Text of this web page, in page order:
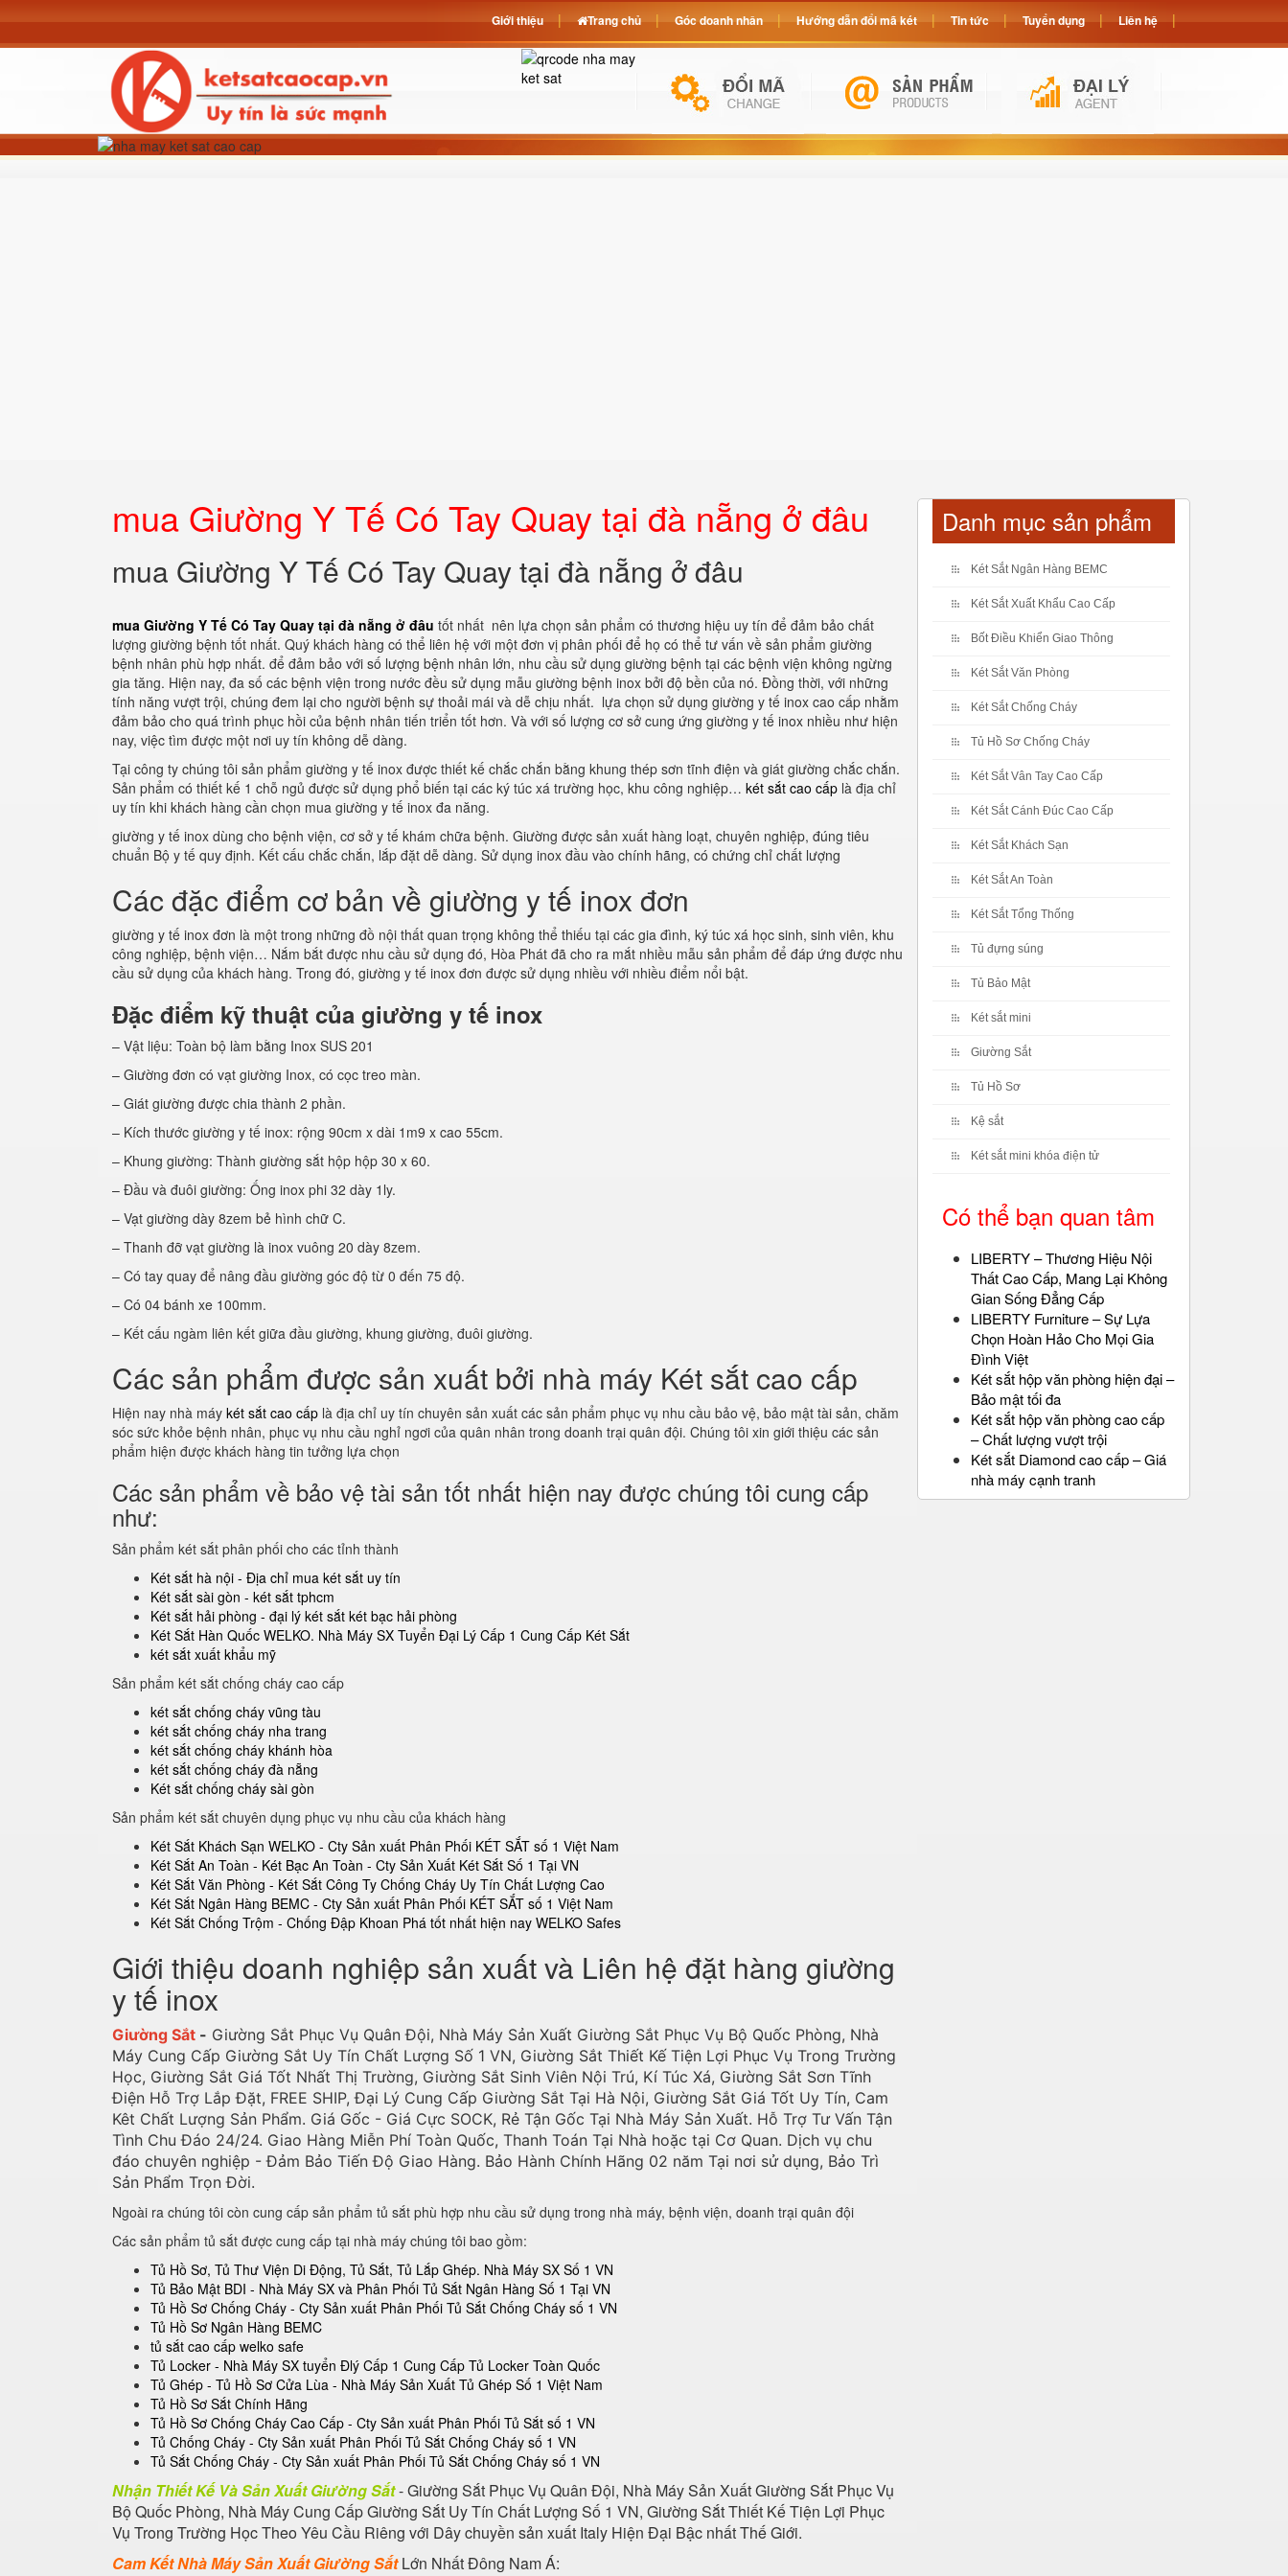
mua Giường Y Tế Có Tay Quay tại đà nẵng ở đâu
mua Giường Y Tế Có Tay Quay tại đà nẵng ở đâu
mua Giường Y Tế Có Tay Quay tại đà nẵng ở đâu tốt nhất nên lựa chọn sản phẩm có thương hiệu uy tín để đảm bảo chất
lượng giường bệnh tốt nhất. Quý khách hàng có thể liên hệ với một đơn vị phân phối để họ có thể tư vấn về sản phẩm giường
bệnh nhân phù hợp nhất. để đảm bảo với số lượng bệnh nhân lớn, nhu cầu sử dụng giường bệnh tại các bệnh viện không ngừng
gia tăng. Hiện nay, đa số các bệnh viện trong nước đều sử dụng mẫu giường bệnh inox bởi độ bền của nó. Đồng thời, với những
tính năng vượt trội, chúng đem lại cho người bệnh sự thoải mái và dễ chịu nhất. lựa chọn sử dụng giường y tế inox cao cấp nhằm
đảm bảo cho quá trình phục hồi của bệnh nhân tiến triển tốt hơn. Và với số lượng cơ sở cung ứng giường y tế inox nhiều như hiện
nay, việc tìm được một nơi uy tín không dễ dàng.
Tại công ty chúng tôi sản phẩm giường y tế inox được thiết kế chắc chắn bằng khung thép sơn tĩnh điện và giát giường chắc chắn.
Sản phẩm có thiết kế 1 chỗ ngủ được sử dụng phổ biến tại các ký túc xá trường học, khu công nghiệp… két sắt cao cấp là địa chỉ
uy tín khi khách hàng cần chọn mua giường y tế inox đa năng.
giường y tế inox dùng cho bệnh viện, cơ sở y tế khám chữa bệnh. Giường được sản xuất hàng loạt, chuyên nghiệp, đúng tiêu
chuẩn Bộ y tế quy định. Kết cấu chắc chắn, lắp đặt dễ dàng. Sử dụng inox đầu vào chính hãng, có chứng chỉ chất lượng
Các đặc điểm cơ bản về giường y tế inox đơn
giường y tế inox đơn là một trong những đồ nội thất quan trọng không thể thiếu tại các gia đình, ký túc xá học sinh, sinh viên, khu
công nghiệp, bệnh viện… Nắm bắt được nhu cầu sử dụng đó, Hòa Phát đã cho ra mắt nhiều mẫu sản phẩm để đáp ứng được nhu
cầu sử dụng của khách hàng. Trong đó, giường y tế inox đơn được sử dụng nhiều với nhiều điểm nổi bật.
Đặc điểm kỹ thuật của giường y tế inox
– Vật liệu: Toàn bộ làm bằng Inox SUS 201
– Giường đơn có vạt giường Inox, có cọc treo màn.
– Giát giường được chia thành 2 phần.
– Kích thước giường y tế inox: rộng 90cm x dài 1m9 x cao 55cm.
– Khung giường: Thành giường sắt hộp hộp 30 x 60.
– Đầu và đuôi giường: Ống inox phi 32 dày 1ly.
– Vạt giường dày 8zem bẻ hình chữ C.
– Thanh đỡ vạt giường là inox vuông 20 dày 8zem.
– Có tay quay để nâng đầu giường góc độ từ 0 đến 75 độ.
– Có 04 bánh xe 100mm.
– Kết cấu ngàm liên kết giữa đầu giường, khung giường, đuôi giường.
Các sản phẩm được sản xuất bởi nhà máy Két sắt cao cấp
Hiện nay nhà máy két sắt cao cấp là địa chỉ uy tín chuyên sản xuất các sản phẩm phục vụ nhu cầu bảo vệ, bảo mật tài sản, chăm
sóc sức khỏe bệnh nhân, phục vụ nhu cầu nghỉ ngơi của quân nhân trong doanh trại quân đội. Chúng tôi xin giới thiệu các sản
phẩm hiện được khách hàng tin tưởng lựa chọn
Các sản phẩm về bảo vệ tài sản tốt nhất hiện nay được chúng tôi cung cấp
như:
Sản phẩm két sắt phân phối cho các tỉnh thành
Két sắt hà nội - Địa chỉ mua két sắt uy tín
Két sắt sài gòn - két sắt tphcm
Két sắt hải phòng - đại lý két sắt két bạc hải phòng
Két Sắt Hàn Quốc WELKO. Nhà Máy SX Tuyển Đại Lý Cấp 1 Cung Cấp Két Sắt
két sắt xuất khẩu mỹ
Sản phẩm két sắt chống cháy cao cấp
két sắt chống cháy vũng tàu
két sắt chống cháy nha trang
két sắt chống cháy khánh hòa
két sắt chống cháy đà nẵng
Két sắt chống cháy sài gòn
Sản phẩm két sắt chuyên dụng phục vụ nhu cầu của khách hàng
Két Sắt Khách Sạn WELKO - Cty Sản xuất Phân Phối KÉT SẮT số 1 Việt Nam
Két Sắt An Toàn - Két Bạc An Toàn - Cty Sản Xuất Két Sắt Số 1 Tại VN
Két Sắt Văn Phòng - Két Sắt Công Ty Chống Cháy Uy Tín Chất Lượng Cao
Két Sắt Ngân Hàng BEMC - Cty Sản xuất Phân Phối KÉT SẮT số 1 Việt Nam
Két Sắt Chống Trộm - Chống Đập Khoan Phá tốt nhất hiện nay WELKO Safes
Giới thiệu doanh nghiệp sản xuất và Liên hệ đặt hàng giường
y tế inox
Giường Sắt - Giường Sắt Phục Vụ Quân Đội, Nhà Máy Sản Xuất Giường Sắt Phục Vụ Bộ Quốc Phòng, Nhà
Máy Cung Cấp Giường Sắt Uy Tín Chất Lượng Số 1 VN, Giường Sắt Thiết Kế Tiện Lợi Phục Vụ Trong Trường
Học, Giường Sắt Giá Tốt Nhất Thị Trường, Giường Sắt Sinh Viên Nội Trú, Kí Túc Xá, Giường Sắt Sơn Tĩnh
Điện Hỗ Trợ Lắp Đặt, FREE SHIP, Đại Lý Cung Cấp Giường Sắt Tại Hà Nội, Giường Sắt Giá Tốt Uy Tín, Cam
Kêt Chất Lượng Sản Phẩm. Giá Gốc - Giá Cực SOCK, Rẻ Tận Gốc Tại Nhà Máy Sản Xuất. Hỗ Trợ Tư Vấn Tận
Tình Chu Đáo 24/24. Giao Hàng Miễn Phí Toàn Quốc, Thanh Toán Tại Nhà hoặc tại Cơ Quan. Dịch vụ chu
đáo chuyên nghiệp - Đảm Bảo Tiến Độ Giao Hàng. Bảo Hành Chính Hãng 02 năm Tại nơi sử dụng, Bảo Trì
Sản Phẩm Trọn Đời.
Ngoài ra chúng tôi còn cung cấp sản phẩm tủ sắt phù hợp nhu cầu sử dụng trong nhà máy, bệnh viện, doanh trại quân đội
Các sản phẩm tủ sắt được cung cấp tại nhà máy chúng tôi bao gồm:
Tủ Hồ Sơ, Tủ Thư Viện Di Động, Tủ Sắt, Tủ Lắp Ghép. Nhà Máy SX Số 1 VN
Tủ Bảo Mật BDI - Nhà Máy SX và Phân Phối Tủ Sắt Ngân Hàng Số 1 Tại VN
Tủ Hồ Sơ Chống Cháy - Cty Sản xuất Phân Phối Tủ Sắt Chống Cháy số 1 VN
Tủ Hồ Sơ Ngân Hàng BEMC
tủ sắt cao cấp welko safe
Tủ Locker - Nhà Máy SX tuyển Đlý Cấp 1 Cung Cấp Tủ Locker Toàn Quốc
Tủ Ghép - Tủ Hồ Sơ Cửa Lùa - Nhà Máy Sản Xuất Tủ Ghép Số 1 Việt Nam
Tủ Hồ Sơ Sắt Chính Hãng
Tủ Hồ Sơ Chống Cháy Cao Cấp - Cty Sản xuất Phân Phối Tủ Sắt số 1 VN
Tủ Chống Cháy - Cty Sản xuất Phân Phối Tủ Sắt Chống Cháy số 1 VN
Tủ Sắt Chống Cháy - Cty Sản xuất Phân Phối Tủ Sắt Chống Cháy số 1 VN
Nhận Thiết Kế Và Sản Xuất Giường Sắt- Giường Sắt Phục Vụ Quân Đội, Nhà Máy Sản Xuất Giường Sắt Phục Vụ
Bộ Quốc Phòng, Nhà Máy Cung Cấp Giường Sắt Uy Tín Chất Lượng Số 1 VN, Giường Sắt Thiết Kế Tiện Lợi Phục
Vụ Trong Trường Học Theo Yêu Cầu Riêng với Dây chuyền sản xuất Italy Hiện Đại Bậc nhất Thế Giới.
Cam Kết Nhà Máy Sản Xuất Giường SắtLớn Nhất Đông Nam Á:
Danh mục sản phẩm
Két Sắt Ngân Hàng BEMC
Két Sắt Xuất Khẩu Cao Cấp
Bốt Điều Khiển Giao Thông
Két Sắt Văn Phòng
Két Sắt Chống Cháy
Tủ Hồ Sơ Chống Cháy
Két Sắt Vân Tay Cao Cấp
Két Sắt Cánh Đúc Cao Cấp
Két Sắt Khách Sạn
Két Sắt An Toàn
Két Sắt Tổng Thống
Tủ đựng súng
Tủ Bảo Mật
Két sắt mini
Giường Sắt
Tủ Hồ Sơ
Kệ sắt
Két sắt mini khóa điện tử
Có thể bạn quan tâm
LIBERTY – Thương Hiệu Nội
Thất Cao Cấp, Mang Lại Không
Gian Sống Đẳng Cấp
LIBERTY Furniture – Sự Lựa
Chọn Hoàn Hảo Cho Mọi Gia
Đình Việt
Két sắt hộp văn phòng hiện đại –
Bảo mật tối đa
Két sắt hộp văn phòng cao cấp
– Chất lượng vượt trội
Két sắt Diamond cao cấp – Giá
nhà máy cạnh tranh
Giới thiệu Trang chủ Góc doanh nhân Hướng dẫn đổi mã két Tin tức Tuyển dụng Liên hệ